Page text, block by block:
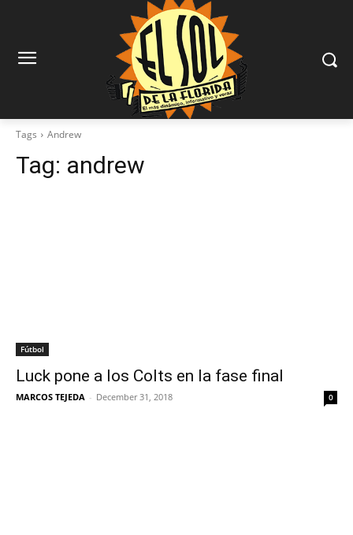
Tags Andrew
Tag: andrew
Fútbol
Luck pone a los Colts en la fase final
MARCOS TEJEDA - December 31, 2018 0